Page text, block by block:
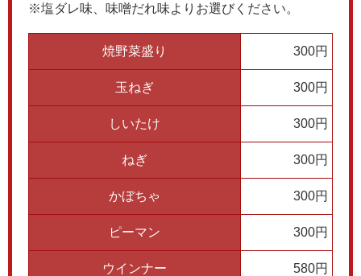
※塩ダレ味、味噌だれ味よりお選びください。
焼野菜盛り 300円
玉ねぎ 300円
しいたけ 300円
ねぎ 300円
かぼちゃ 300円
ピーマン 300円
ウインナー 580円